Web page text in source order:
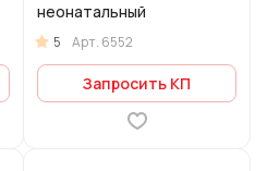
неонатальный
5 Арт. 6552
Запросить КП